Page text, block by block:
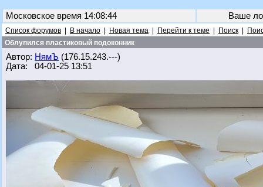
Московское время 14:08:44 Ваше
Список форумов В начало Новая тема Перейти к теме Поиск
Облупился пластиковый подоконник
Автор: НямЪ (176.15.243.---)
Дата: 04-01-25 13:51